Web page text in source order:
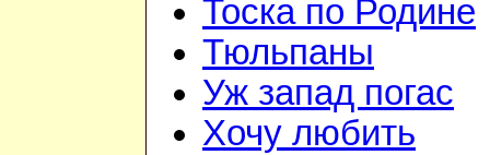
Тоска по Родине
Тюльпаны
Уж запад погас
Хочу любить